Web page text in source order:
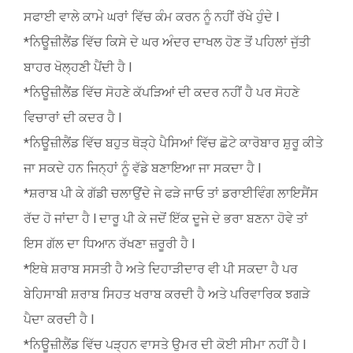
ਸਫਾਈ ਵਾਲੇ ਕਾਮੇ ਘਰਾਂ ਵਿੱਚ ਕੰਮ ਕਰਨ ਨੂੰ ਨਹੀਂ ਰੱਖੇ ਹੁੰਦੇ l
*ਨਿਊਜ਼ੀਲੈਂਡ ਵਿੱਚ ਕਿਸੇ ਦੇ ਘਰ ਅੰਦਰ ਦਾਖਲ ਹੋਣ ਤੋਂ ਪਹਿਲਾਂ ਜੁੱਤੀ
ਬਾਹਰ ਖੋਲ੍ਹਣੀ ਪੈਂਦੀ ਹੈ l
*ਨਿਊਜ਼ੀਲੈਂਡ ਵਿੱਚ ਸੋਹਣੇ ਕੱਪੜਿਆਂ ਦੀ ਕਦਰ ਨਹੀਂ ਹੈ ਪਰ ਸੋਹਣੇ
ਵਿਚਾਰਾਂ ਦੀ ਕਦਰ ਹੈ l
*ਨਿਊਜ਼ੀਲੈਂਡ ਵਿੱਚ ਬਹੁਤ ਥੋੜ੍ਹੇ ਪੈਸਿਆਂ ਵਿੱਚ ਛੋਟੇ ਕਾਰੋਬਾਰ ਸ਼ੁਰੂ ਕੀਤੇ
ਜਾ ਸਕਦੇ ਹਨ ਜਿਨ੍ਹਾਂ ਨੂੰ ਵੱਡੇ ਬਣਾਇਆ ਜਾ ਸਕਦਾ ਹੈ l
*ਸ਼ਰਾਬ ਪੀ ਕੇ ਗੱਡੀ ਚਲਾਉਂਦੇ ਜੇ ਫੜੇ ਜਾਓ ਤਾਂ ਡਰਾਈਵਿੰਗ ਲਾਇਸੈਂਸ
ਰੱਦ ਹੋ ਜਾਂਦਾ ਹੈ l ਦਾਰੂ ਪੀ ਕੇ ਜਦੋਂ ਇੱਕ ਦੂਜੇ ਦੇ ਭਰਾ ਬਣਨਾ ਹੋਵੇ ਤਾਂ
ਇਸ ਗੱਲ ਦਾ ਧਿਆਨ ਰੱਖਣਾ ਜ਼ਰੂਰੀ ਹੈ l
*ਇਥੇ ਸ਼ਰਾਬ ਸਸਤੀ ਹੈ ਅਤੇ ਦਿਹਾੜੀਦਾਰ ਵੀ ਪੀ ਸਕਦਾ ਹੈ ਪਰ
ਬੇਹਿਸਾਬੀ ਸ਼ਰਾਬ ਸਿਹਤ ਖਰਾਬ ਕਰਦੀ ਹੈ ਅਤੇ ਪਰਿਵਾਰਿਕ ਝਗੜੇ
ਪੈਦਾ ਕਰਦੀ ਹੈ l
*ਨਿਊਜ਼ੀਲੈਂਡ ਵਿੱਚ ਪੜ੍ਹਨ ਵਾਸਤੇ ਉਮਰ ਦੀ ਕੋਈ ਸੀਮਾ ਨਹੀਂ ਹੈ l